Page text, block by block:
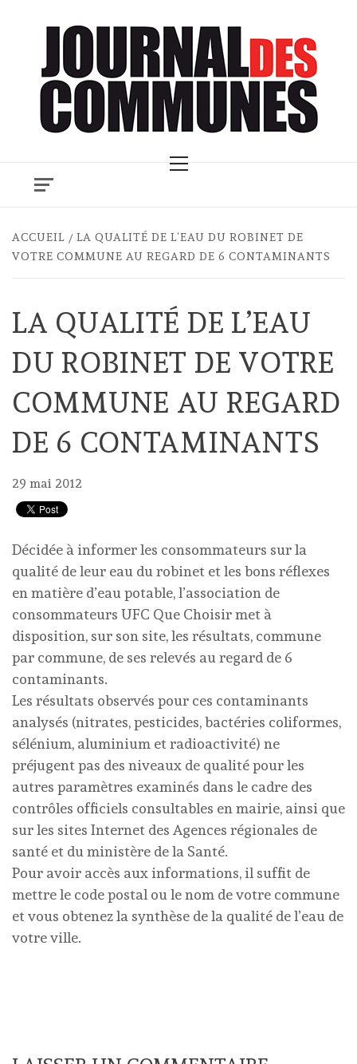
Menu
ACCUEIL
LA QUALITÉ DE L’EAU DU ROBINET DE
VOTRE COMMUNE AU REGARD DE 6 CONTAMINANTS
LA QUALITÉ DE L’EAU
DU ROBINET DE VOTRE
COMMUNE AU REGARD
DE 6 CONTAMINANTS
29 mai 2012
Décidée à informer les consommateurs sur la
qualité de leur eau du robinet et les bons réflexes
en matière d’eau potable, l’association de
consommateurs UFC Que Choisir met à
disposition, sur son site, les résultats, commune
par commune, de ses relevés au regard de 6
contaminants.
Les résultats observés pour ces contaminants
analysés (nitrates, pesticides, bactéries coliformes,
sélénium, aluminium et radioactivité) ne
préjugent pas des niveaux de qualité pour les
autres paramètres examinés dans le cadre des
contrôles officiels consultables en mairie, ainsi que
sur les sites Internet des Agences régionales de
santé et du ministère de la Santé.
Pour avoir accès aux informations, il suffit de
mettre le code postal ou le nom de votre commune
et vous obtenez la synthèse de la qualité de l’eau de
votre ville.